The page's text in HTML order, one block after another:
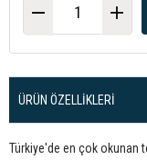
ÜRÜN ÖZELLIKLERI
Türkiye'de en çok okunan